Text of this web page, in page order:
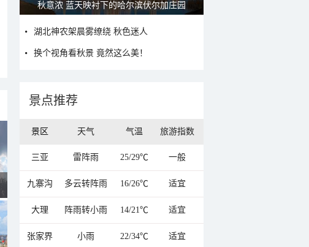
大美新疆—帕米尔高原好风光
湖北神农架晨雾缭绕 秋色迷人
换个视角看秋景 竟然这么美！
景点推荐
景区 天气 气温 旅游指数
三亚 雷阵雨 25/29℃ 一般
九寨沟 多云转阵雨 16/26℃ 适宜
大理 阵雨转小雨 14/21℃ 适宜
张家界 小雨 22/34℃ 适宜